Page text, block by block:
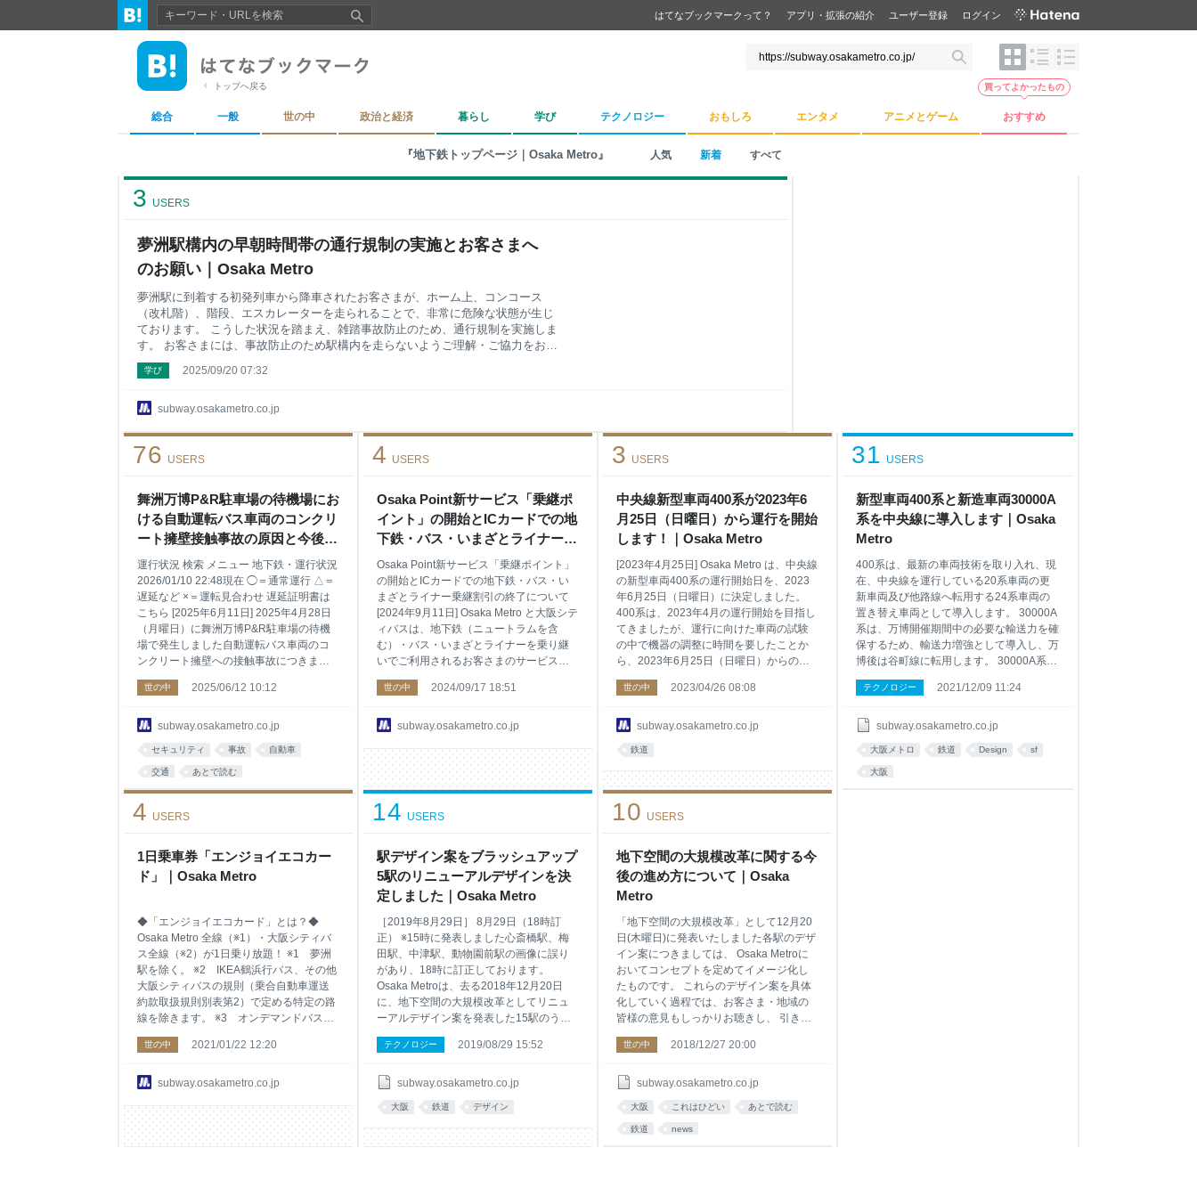
はてなブックマークって？ アプリ・拡張の紹介 ユーザー登録 ログイン
トップへ戻る
総合 一般 世の中 政治と経済 暮らし 学び テクノロジー おもしろ エンタメ アニメとゲーム おすすめ
買ってよかったもの
『地下鉄トップページ｜Osaka Metro』 人気 新着 すべて
夢洲駅構内の早朝時間帯の通行規制の実施とお客さまへ
のお願い｜Osaka Metro
3 USERS
subway.osakametro.co.jp
夢洲駅に到着する初発列車から降車されたお客さまが、ホーム上、コンコース
（改札階）、階段、エスカレーターを走られることで、非常に危険な状態が生じ
ております。 こうした状況を踏まえ、雑踏事故防止のため、通行規制を実施しま
す。 お客さまには、事故防止のため駅構内を走らないようご理解・ご協力をお願
いいたします。 １ 規制開始日 2025年9月22日（月曜日） ２ 規制時間 5時30
頃から6時頃まで ３ 規制内容 次のとおり規制を行い、降車後は駅社員が走るこ
り） エスカレーター１台下りのみ運転（階段の使用を停止） ・ｂ階段（到着列
り） エスカレーター１台上りのみ運転（階段の使用を停
学び 2025/09/20 07:32
舞洲万博P&R駐車場の待機場にお
ける自動運転バス車両のコンクリ
ート擁壁接触事故の原因と今後の
対応について｜Osaka Metro
76 USERS
subway.osakametro.co.jp
運行状況 検索 メニュー 地下鉄・運行状況
2026/01/10 22:48現在 ◯＝通常運行 △＝
遅延など ×＝運転見合わせ 遅延証明書は
こちら [2025年6月11日] 2025年4月28日
（月曜日）に舞洲万博P&R駐車場の待機
場で発生しました自動運転バス車両のコ
ンクリート擁壁への接触事故につきまし
て、調査の結果と今後の対応についてお
知らせします。 本事故を受け、この間、
おり、お客さまにはご不安とご迷惑をお
ます。 なお、舞洲万博P&Rにおける自動
運転の再開時期につきましては、改め
て、Osaka Metro 公式ホームページでお
知らせします。 １ 発生日時 2025年4月
28日（月曜日）16時31分 ２ 発生場所
の概要（現場状況、時系列はこちら） ・
舞洲万博P&R駐車場の待
世の中 2025/06/12 10:12
セキュリティ 事故 自動車
交通 あとで読む
Osaka Point新サービス「乗継ポ
イント」の開始とICカードでの地
下鉄・バス・いまざとライナー乗
継割引の終了について｜Osaka
Metro
4 USERS
subway.osakametro.co.jp
Osaka Point新サービス「乗継ポイント」
の開始とICカードでの地下鉄・バス・い
まざとライナー乗継割引の終了について
[2024年9月11日] Osaka Metro と大阪シテ
ィバスは、地下鉄（ニュートラムを含
む）・バス・いまざとライナーを乗り継
いでご利用されるお客さまのサービス向
上を目的に、2025年4月1日（火曜日）か
らOsaka Pointの新サービス「乗継ポイン
METRO会員登録をしたPiTaPaまたは
れるサービスです。 本サービスの開始に
伴い、一部のICカードについては現行の
乗継割引は終了しますが、乗継割引金額
ポイントは、交通利用代金や、Osaka
Point提携店でもご利用い
世の中 2024/09/17 18:51
中央線新型車両400系が2023年6
月25日（日曜日）から運行を開始
します！｜Osaka Metro
3 USERS
subway.osakametro.co.jp
[2023年4月25日] Osaka Metro は、中央線
の新型車両400系の運行開始日を、2023
年6月25日（日曜日）に決定しました。
400系は、2023年4月の運行開始を目指し
てきましたが、運行に向けた車両の試験
の中で機器の調整に時間を要したことか
ら、2023年6月25日（日曜日）からの運
行開始としました。 運行開始をお楽しみ
にお待ちいただいていた皆様には申し訳
ますようお願いいたします。 １．運行開
ダイヤについて 運行ダイヤにつきまして
しません。ご了承ください。
世の中 2023/04/26 08:08
鉄道
新型車両400系と新造車両30000A
系を中央線に導入します｜Osaka
Metro
31 USERS
subway.osakametro.co.jp
400系は、最新の車両技術を取り入れ、現
在、中央線を運行している20系車両の更
新車両及び他路線へ転用する24系車両の
置き替え車両として導入します。 30000A
系は、万博開催期間中の必要な輸送力を確
保するため、輸送力増強として導入し、万
博後は谷町線に転用します。 30000A系は
2022年7月から、400系は2023年4月から
の運行開始を予定しています。 なお、
年に御堂筋線で運行を開始した30000系以
について 400系車両は、大阪・関西万博を
契機に新世代車両として開発を進め、安全
テクノロジー 2021/12/09 11:24
大阪メトロ 鉄道 Design sf
大阪
1日乗車券「エンジョイエコカー
ド」｜Osaka Metro
4 USERS
subway.osakametro.co.jp
◆「エンジョイエコカード」とは？◆
Osaka Metro 全線（※1）・大阪シティバ
ス全線（※2）が1日乗り放題！ ※1 夢洲
駅を除く。 ※2 IKEA鶴浜行バス、その他
大阪シティバスの規則（乗合自動車運送
約款取扱規則別表第2）で定める特定の路
線を除きます。 ※3 オンデマンドバスは
ご利用いただけません。 大阪市内の約20
か所の観光施設等での提示割引特典付
前に事前購入いただくことが可能です。
世の中 2021/01/22 12:20
駅デザイン案をブラッシュアップ
5駅のリニューアルデザインを決
定しました｜Osaka Metro
14 USERS
subway.osakametro.co.jp
［2019年8月29日］ 8月29日（18時訂
正） ※15時に発表しました心斎橋駅、梅
田駅、中津駅、動物園前駅の画像に誤り
があり、18時に訂正しております。
Osaka Metroは、去る2018年12月20日
に、地下空間の大規模改革としてリニュ
ーアルデザイン案を発表した15駅のう
ち、御堂筋線中津駅、梅田駅、心斎橋
駅、動物園前駅、中央線堺筋本町駅の５
た。 昨年の発表以降、お客さまや地域の
踏まえ、多様性を大事にし、「各駅の地
テクノロジー 2019/08/29 15:52
大阪 鉄道 デザイン
地下空間の大規模改革に関する今
後の進め方について｜Osaka
Metro
10 USERS
subway.osakametro.co.jp
「地下空間の大規模改革」として12月20
日(木曜日)に発表いたしました各駅のデザ
イン案につきましては、 Osaka Metroに
おいてコンセプトを定めてイメージ化し
たものです。 これらのデザイン案を具体
化していく過程では、お客さま・地域の
皆様の意見もしっかりお聴きし、 引き続
き社外の専門家にも相談しながら、より
よい駅となるようさらにブラッシュアッ
まとともに歩む企業として、これからも
まいります。
世の中 2018/12/27 20:00
大阪 これはひどい あとで読む
鉄道 news